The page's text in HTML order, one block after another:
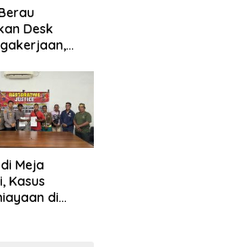
Desk
Tuntas
Meja
Kasus
di